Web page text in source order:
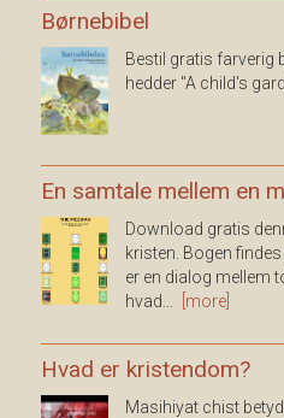
Børnebibel
Bestil gratis farverig
hedder "A child's
En samtale mellem en
Download gratis
kristen. Bogen
er en dialog mellem
hvad...
[more]
Hvad er kristendom?
Masihiyat chist